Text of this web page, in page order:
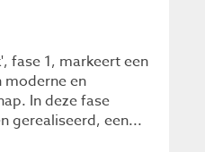
fase 1, markeert een
moderne en
In deze fase
gerealiseerd, een...